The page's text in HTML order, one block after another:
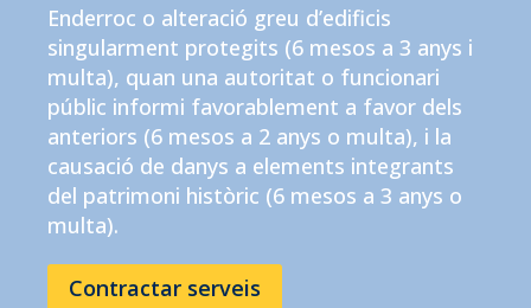
Enderroc o alteració greu d’edificis
singularment protegits (6 mesos a 3 anys i
multa), quan una autoritat o funcionari
públic informi favorablement a favor dels
anteriors (6 mesos a 2 anys o multa), i la
causació de danys a elements integrants
del patrimoni històric (6 mesos a 3 anys o
multa).
Contractar serveis